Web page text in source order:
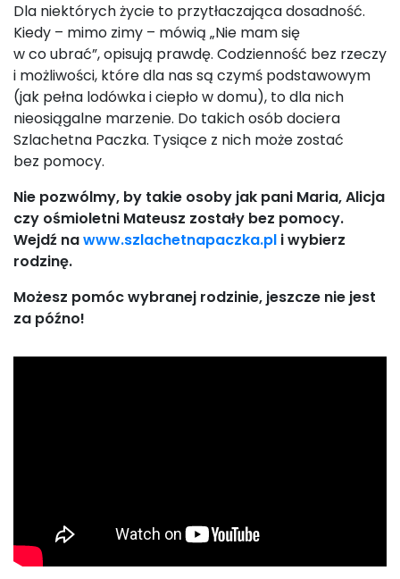
Dla niektórych życie to przytłaczająca dosadność.
Kiedy – mimo zimy – mówią „Nie mam się
w co ubrać”, opisują prawdę. Codzienność bez rzeczy
i możliwości, które dla nas są czymś podstawowym
(jak pełna lodówka i ciepło w domu), to dla nich
nieosiągalne marzenie. Do takich osób dociera
Szlachetna Paczka. Tysiące z nich może zostać
bez pomocy.
Nie pozwólmy, by takie osoby jak pani Maria, Alicja
czy ośmioletni Mateusz zostały bez pomocy.
Wejdź nawww.szlachetnapaczka.pl i wybierz
rodzinę.
Możesz pomóc wybranej rodzinie, jeszcze nie jest
za późno!